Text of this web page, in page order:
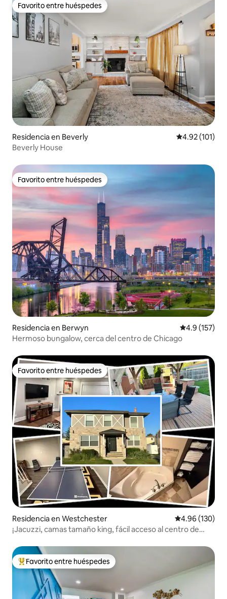
Favorito entre huéspedes
Favorito entre huéspedes
Residencia en Beverly Calificación
4.92 (101)
Beverly House
Favorito entre huéspedes
Favorito entre huéspedes
Residencia en Berwyn Calificación
4.9 (157)
Hermoso bungalow, cerca del centro de Chicago
Favorito entre huéspedes
Favorito entre huéspedes
Residencia en Westchester Calificación
4.96 (130)
¡Jacuzzi, camas tamaño king, fácil acceso al centro de
De los mejores en Favorito entre huéspedes
Favorito entre huéspedes